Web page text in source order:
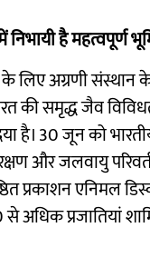
है महत्वपूर्ण
अग्रणी संस्थान के
की समृद्ध जैव
है। 30 जून को
और जलवायु
प्रकाशन एनिमल
प्रजातियां